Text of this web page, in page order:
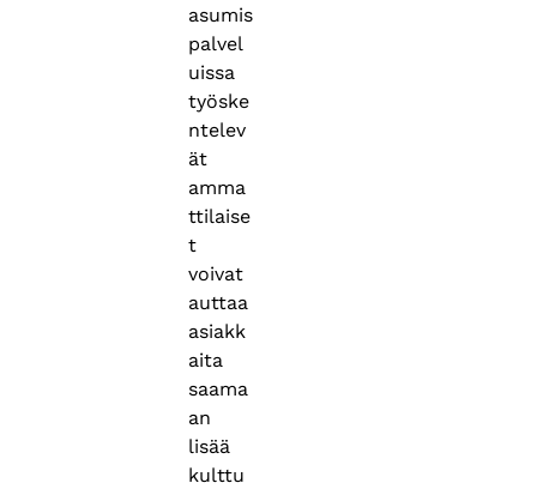
asumis
palvel
uissa
työske
ntelev
ät
amma
ttilaise
t
voivat
auttaa
asiakk
aita
saama
an
lisää
kulttu